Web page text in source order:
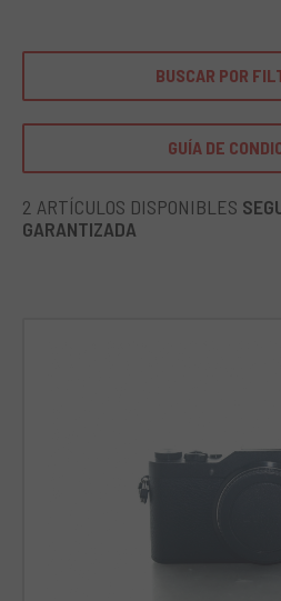
aman viajar y requieren un
pero también capaz de tomar
adecuada para uso
experimentan con diferentes
BUSCAR POR
GUÍA DE
2 ARTÍCULOS DISPONIBLES
GARANTIZADA